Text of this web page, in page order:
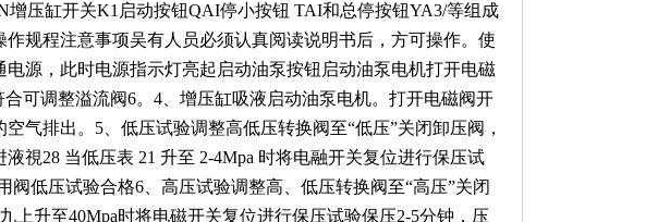
增压缸开关K1启动按钮QAI停小按钮 TAI和总停按钮YA3/等组成
规程注意事项吴有人员必须认真阅读说明书后，方可操作。使
源，此时电源指示灯亮起启动油泵按钮启动油泵电机打开电磁
可调整溢流阀6。4、增压缸吸液启动油泵电机。打开电磁阀开
气排出。5、低压试验调整高低压转换阀至“低压”关闭卸压阀，
視28 当低压表 21 升至 2-4Mpa 时将电融开关复位进行保压试
阀低压试验合格6、高压试验调整高、低压转换阀至“高压”关闭
上升至40Mpa时将电磁开关复位进行保压试验保压2-5分钟，压